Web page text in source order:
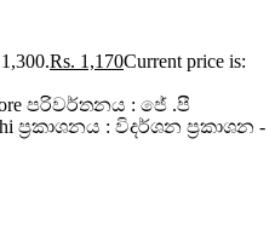
Rs. 1,170Current price is:
පරිවර්තනය : ජේ .පී
ප්‍රකාශනය : විදර්ශන ප්‍රකාශන -